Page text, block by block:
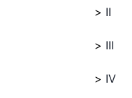
II
III
IV